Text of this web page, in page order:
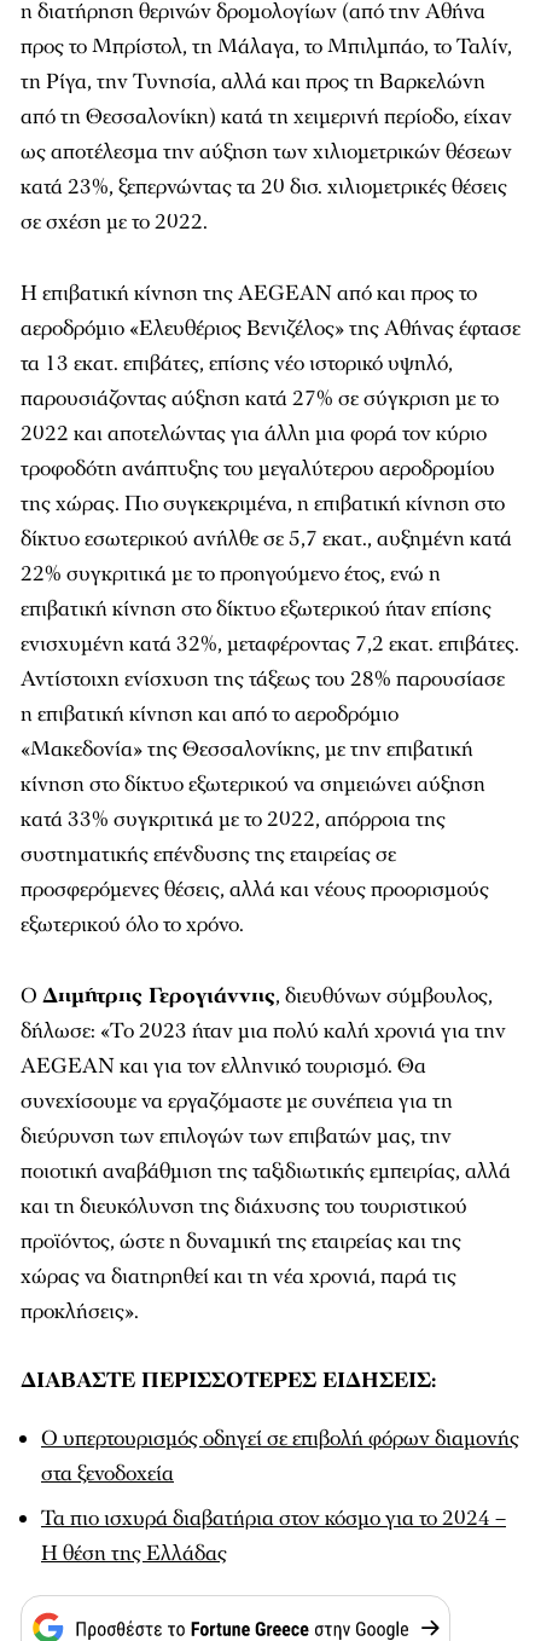
η διατήρηση θερινών δρομολογίων (από την Αθήνα
προς το Μπρίστολ, τη Μάλαγα, το Μπιλμπάο, το Ταλίν,
τη Ρίγα, την Τυνησία, αλλά και προς τη Βαρκελώνη
από τη Θεσσαλονίκη) κατά τη χειμερινή περίοδο, είχαν
ως αποτέλεσμα την αύξηση των χιλιομετρικών θέσεων
κατά 23%, ξεπερνώντας τα 20 δισ. χιλιομετρικές θέσεις
σε σχέση με το 2022.
Η επιβατική κίνηση της AEGEAN από και προς το
αεροδρόμιο «Ελευθέριος Βενιζέλος» της Αθήνας έφτασε
τα 13 εκατ. επιβάτες, επίσης νέο ιστορικό υψηλό,
παρουσιάζοντας αύξηση κατά 27% σε σύγκριση με το
2022 και αποτελώντας για άλλη μια φορά τον κύριο
τροφοδότη ανάπτυξης του μεγαλύτερου αεροδρομίου
της χώρας. Πιο συγκεκριμένα, η επιβατική κίνηση στο
δίκτυο εσωτερικού ανήλθε σε 5,7 εκατ., αυξημένη κατά
22% συγκριτικά με το προηγούμενο έτος, ενώ η
επιβατική κίνηση στο δίκτυο εξωτερικού ήταν επίσης
ενισχυμένη κατά 32%, μεταφέροντας 7,2 εκατ. επιβάτες.
Αντίστοιχη ενίσχυση της τάξεως του 28% παρουσίασε
η επιβατική κίνηση και από το αεροδρόμιο
«Μακεδονία» της Θεσσαλονίκης, με την επιβατική
κίνηση στο δίκτυο εξωτερικού να σημειώνει αύξηση
κατά 33% συγκριτικά με το 2022, απόρροια της
συστηματικής επένδυσης της εταιρείας σε
προσφερόμενες θέσεις, αλλά και νέους προορισμούς
εξωτερικού όλο το χρόνο.
Ο Δημήτρης Γερογιάννης, διευθύνων σύμβουλος,
δήλωσε: «Το 2023 ήταν μια πολύ καλή χρονιά για την
AEGEAN και για τον ελληνικό τουρισμό. Θα
συνεχίσουμε να εργαζόμαστε με συνέπεια για τη
διεύρυνση των επιλογών των επιβατών μας, την
ποιοτική αναβάθμιση της ταξιδιωτικής εμπειρίας, αλλά
και τη διευκόλυνση της διάχυσης του τουριστικού
προϊόντος, ώστε η δυναμική της εταιρείας και της
χώρας να διατηρηθεί και τη νέα χρονιά, παρά τις
προκλήσεις».
ΔΙΑΒΑΣΤΕ ΠΕΡΙΣΣΟΤΕΡΕΣ ΕΙΔΗΣΕΙΣ:
Ο υπερτουρισμός οδηγεί σε επιβολή φόρων διαμονής
στα ξενοδοχεία
Τα πιο ισχυρά διαβατήρια στον κόσμο για το 2024 –
Η θέση της Ελλάδας